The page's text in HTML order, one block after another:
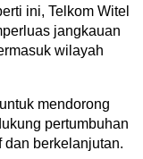
ini, Telkom Witel
jangkauan
wilayah
mendorong
pertumbuhan
berkelanjutan.